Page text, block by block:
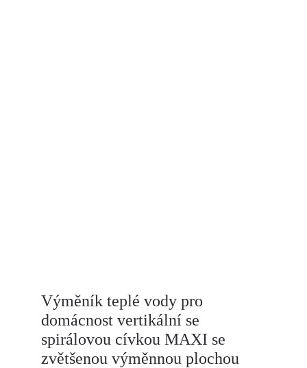
Výměník teplé vody pro
domácnost vertikální se
spirálovou cívkou MAXI se
zvětšenou výměnnou plochou